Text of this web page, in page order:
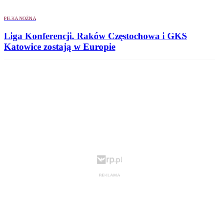
PIŁKA NOŻNA
Liga Konferencji. Raków Częstochowa i GKS
Katowice zostają w Europie